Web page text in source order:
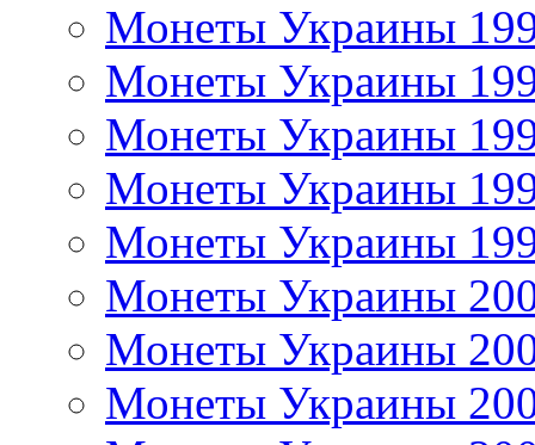
Монеты Украины
Монеты Украины
Монеты Украины
Монеты Украины
Монеты Украины
Монеты Украины
Монеты Украины
Монеты Украины